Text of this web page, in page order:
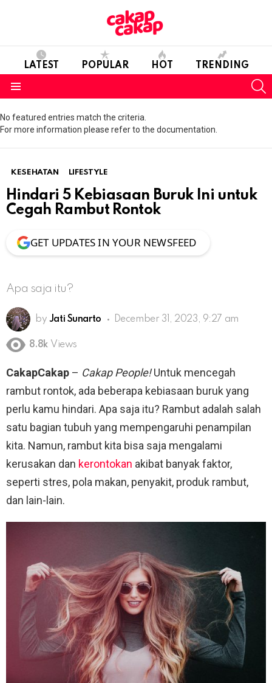
LATEST POPULAR HOT TRENDING
No featured entries match the criteria.
For more information please refer to the documentation.
KESEHATAN LIFESTYLE
Hindari 5 Kebiasaan Buruk Ini untuk
Cegah Rambut Rontok
GET UPDATES IN YOUR NEWSFEED
Apa saja itu?
by Jati Sunarto December 31, 2023, 9:27 am
8.8k Views
CakapCakap – Cakap People!Untuk mencegah
rambut rontok, ada beberapa kebiasaan buruk yang
perlu kamu hindari. Apa saja itu? Rambut adalah salah
satu bagian tubuh yang mempengaruhi penampilan
kita. Namun, rambut kita bisa saja mengalami
kerusakan dan kerontokan akibat banyak faktor,
seperti stres, pola makan, penyakit, produk rambut,
dan lain-lain.